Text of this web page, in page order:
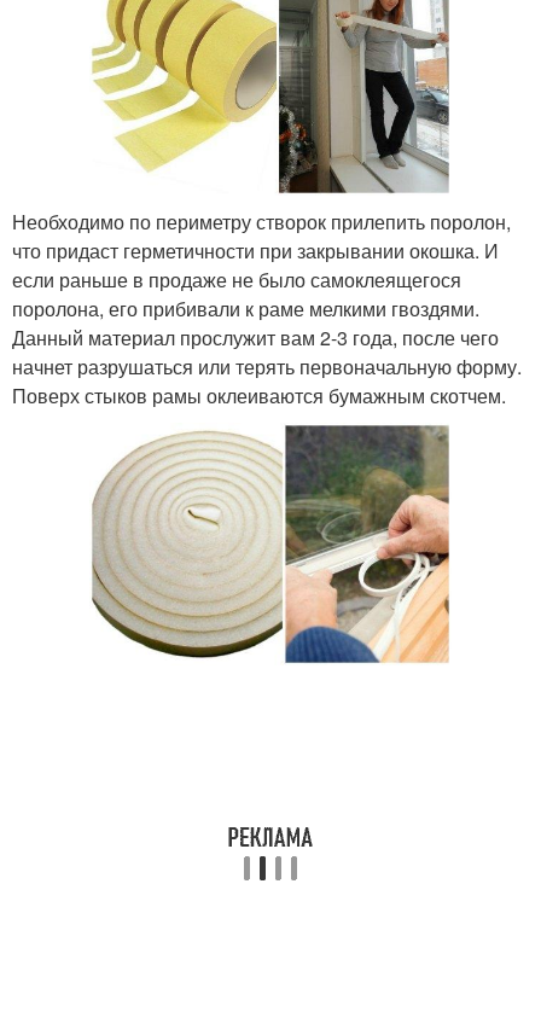
Необходимо по периметру створок прилепить поролон,
что придаст герметичности при закрывании окошка. И
если раньше в продаже не было самоклеящегося
поролона, его прибивали к раме мелкими гвоздями.
Данный материал прослужит вам 2-3 года, после чего
начнет разрушаться или терять первоначальную форму.
Поверх стыков рамы оклеиваются бумажным скотчем.